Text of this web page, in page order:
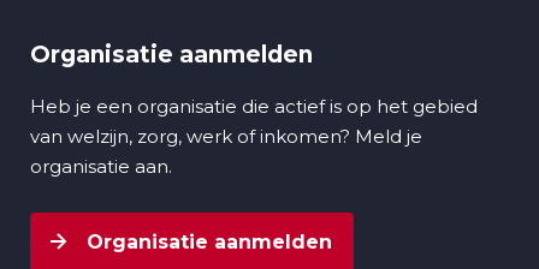
Organisatie aanmelden
Heb je een organisatie die actief is op het gebied
van welzijn, zorg, werk of inkomen? Meld je
organisatie aan.
Organisatie aanmelden